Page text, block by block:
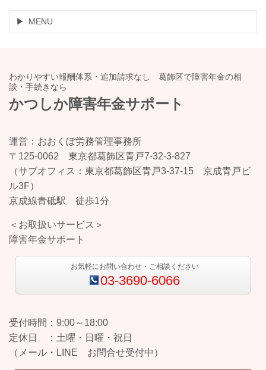
MENU
わかりやすい報酬体系・追加請求なし 葛飾区で障害年金の相
談・手続きなら
かつしか障害年金サポート
運営：おおくぼ労務管理事務所
〒125-0062 東京都葛飾区青戸7-32-3-827
（サブオフィス：東京都葛飾区青戸3-37-15 京成青戸ビ
ル3F）
京成線青砥駅 徒歩1分
＜お取扱いサービス＞
障害年金サポート
お気軽にお問い合わせ・ご相談ください
03-3690-6066
受付時間：9:00～18:00
定休日 ：土曜・日曜・祝日
（メール・LINE お問合せ受付中）